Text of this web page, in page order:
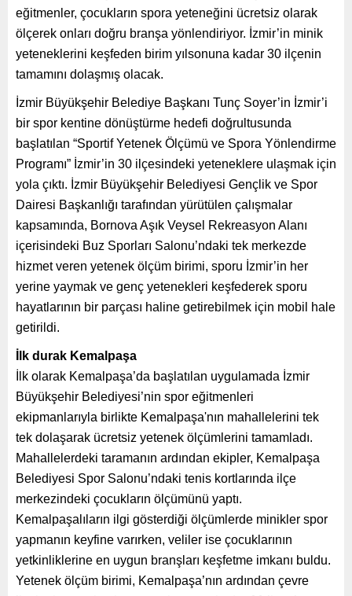
eğitmenler, çocukların spora yeteneğini ücretsiz olarak
ölçerek onları doğru branşa yönlendiriyor. İzmir’in minik
yeteneklerini keşfeden birim yılsonuna kadar 30 ilçenin
tamamını dolaşmış olacak.
İzmir Büyükşehir Belediye Başkanı Tunç Soyer’in İzmir’i
bir spor kentine dönüştürme hedefi doğrultusunda
başlatılan “Sportif Yetenek Ölçümü ve Spora Yönlendirme
Programı” İzmir’in 30 ilçesindeki yeteneklere ulaşmak için
yola çıktı. İzmir Büyükşehir Belediyesi Gençlik ve Spor
Dairesi Başkanlığı tarafından yürütülen çalışmalar
kapsamında, Bornova Aşık Veysel Rekreasyon Alanı
içerisindeki Buz Sporları Salonu’ndaki tek merkezde
hizmet veren yetenek ölçüm birimi, sporu İzmir’in her
yerine yaymak ve genç yetenekleri keşfederek sporu
hayatlarının bir parçası haline getirebilmek için mobil hale
getirildi.
İlk durak Kemalpaşa
İlk olarak Kemalpaşa’da başlatılan uygulamada İzmir
Büyükşehir Belediyesi’nin spor eğitmenleri
ekipmanlarıyla birlikte Kemalpaşa'nın mahallelerini tek
tek dolaşarak ücretsiz yetenek ölçümlerini tamamladı.
Mahallelerdeki taramanın ardından ekipler, Kemalpaşa
Belediyesi Spor Salonu’ndaki tenis kortlarında ilçe
merkezindeki çocukların ölçümünü yaptı.
Kemalpaşalıların ilgi gösterdiği ölçümlerde minikler spor
yapmanın keyfine varırken, veliler ise çocuklarının
yetkinliklerine en uygun branşları keşfetme imkanı buldu.
Yetenek ölçüm birimi, Kemalpaşa’nın ardından çevre